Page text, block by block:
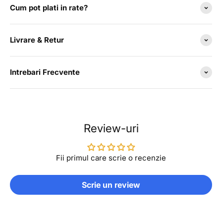
Cum pot plati in rate?
Livrare & Retur
Intrebari Frecvente
Review-uri
Fii primul care scrie o recenzie
Scrie un review